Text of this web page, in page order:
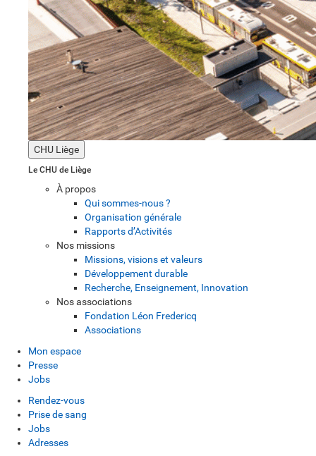
CHU Liège
Le CHU de Liège
À propos
Qui sommes-nous ?
Organisation générale
Rapports d’Activités
Nos missions
Missions, visions et valeurs
Développement durable
Recherche, Enseignement, Innovation
Nos associations
Fondation Léon Fredericq
Associations
Mon espace
Presse
Jobs
Rendez-vous
Prise de sang
Jobs
Adresses